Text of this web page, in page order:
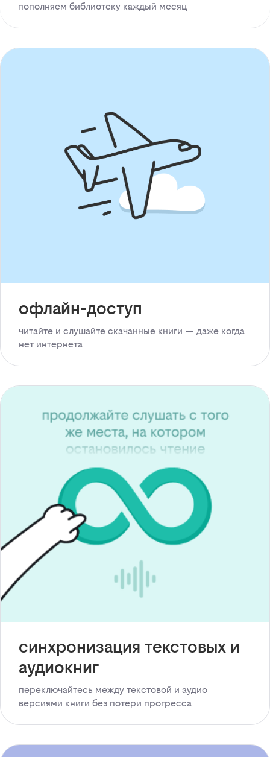
пополняем библиотеку каждый месяц
офлайн-доступ
читайте и слушайте скачанные книги — даже когда
нет интернета
синхронизация текстовых и
аудиокниг
переключайтесь между текстовой и аудио
версиями книги без потери прогресса